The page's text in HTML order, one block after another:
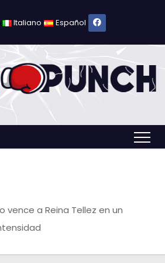
Italiano Español
vence a Reina Tellez en un